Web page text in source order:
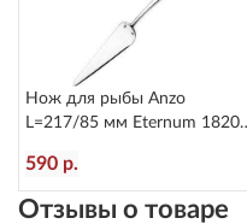
Нож для рыбы Anzo
L=217/85 мм Eternum 1820-
590 р.
Отзывы о товаре